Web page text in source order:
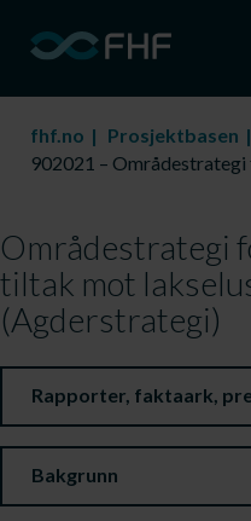
fhf.no
Prosjektbasen
Områdestrategi
tiltak mot
(Agderstrategi)
Rapporter, faktaark,
Bakgrunn